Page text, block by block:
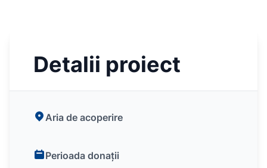
Detalii proiect
Aria de acoperire
Perioada donații